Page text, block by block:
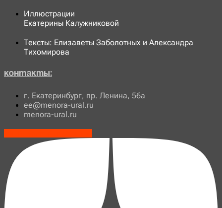
Иллюстрации
Екатерины Калужниковой
Тексты: Елизаветы Заболотных и Александра
Тихомирова
Контакты:
г. Екатеринбург, пр. Ленина, 56а
ee@menora-ural.ru
menora-ural.ru